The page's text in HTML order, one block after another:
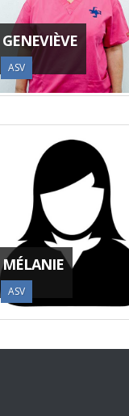
GENEVIÈVE
ASV
MÉLANIE
ASV